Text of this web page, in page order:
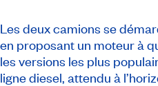
Les deux camions se
en proposant un moteur à
les versions les plus
ligne diesel, attendu à